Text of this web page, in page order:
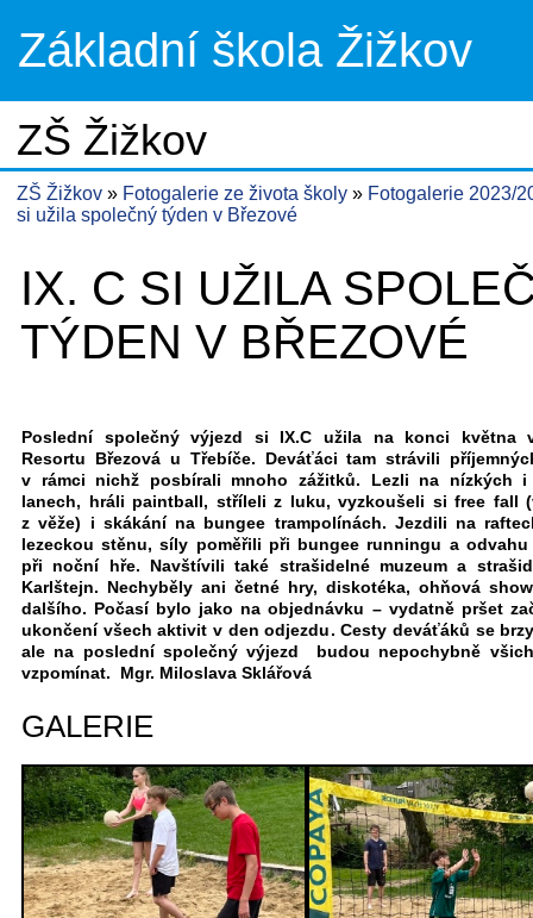
Základní škola Žižkov
ZŠ Žižkov
ZŠ Žižkov Fotogalerie ze života školy
Fotogalerie 2023/
si užila společný týden v Březové
IX. C SI UŽILA
TÝDEN V BŘEZOVÉ
Poslední společný výjezd si IX.C užila na konci května
Resortu Březová u Třebíče. Deváťáci tam strávili
v rámci nichž posbírali mnoho zážitků. Lezli na nízkých i
lanech, hráli paintball, stříleli z luku, vyzkoušeli si free fall
z věže) i skákání na bungee trampolínách. Jezdili na
lezeckou stěnu, síly poměřili při bungee runningu a
při noční hře. Navštívili také strašidelné muzeum a
Karlštejn. Nechyběly ani četné hry, diskotéka, ohňová
dalšího. Počasí bylo jako na objednávku – vydatně pršet
ukončení všech aktivit v den odjezdu. Cesty deváťáků se
ale na poslední společný výjezd budou nepochybně
vzpomínat. Mgr. Miloslava Sklářová
GALERIE